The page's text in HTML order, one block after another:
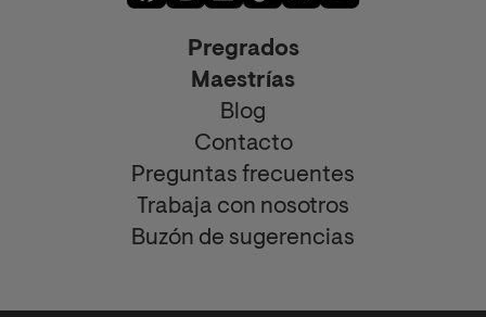
Pregrados
Maestrías
Blog
Contacto
Preguntas frecuentes
Trabaja con nosotros
Buzón de sugerencias